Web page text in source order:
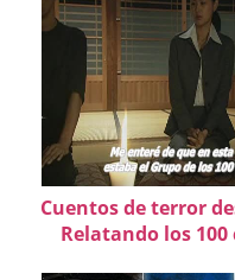
Cuentos de terror
Relatando los